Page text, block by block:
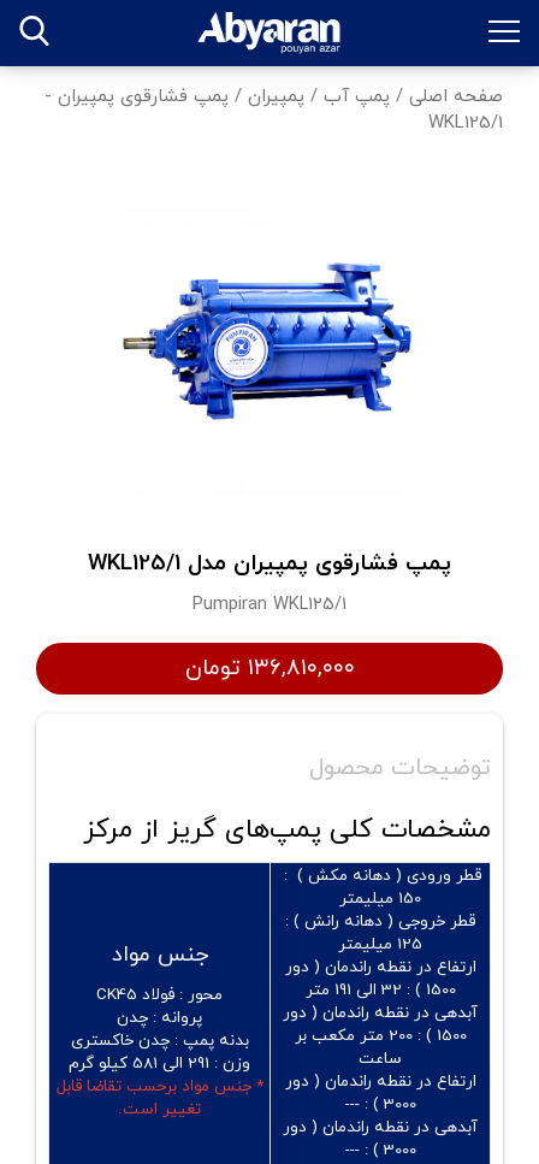
صفحه اصلی / پمپ آب / پمپیران / پمپ فشارقوی پمپیران -
WKL125/1
پمپ فشارقوی پمپیران مدل WKL125/1
Pumpiran WKL125/1
۱۳۶,۸۱۰,۰۰۰ تومان
توضیحات محصول
مشخصات کلی پمپ‌های گریز از مرکز
قطر ورودی ( دهانه مکش ) :
150 میلیمتر
قطر خروجی ( دهانه رانش ) :
125 میلیمتر
ارتفاع در نقطه راندمان ( دور
1500 ) :
آبدهی در نقطه راندمان ( دور
1500 ) :
200 متر مکعب بر
ساعت
ارتفاع در نقطه راندمان ( دور
3000 ) :
---
آبدهی در نقطه راندمان ( دور
3000 ) :
---
جنس مواد
محور : فولاد CK45
پروانه : چدن
بدنه پمپ :چدن خاکستری
وزن : 291 الی 581
کیلو گرم
* جنس مواد برحسب تقاضا قابل
تغییر است.